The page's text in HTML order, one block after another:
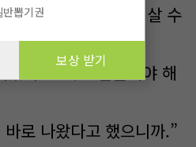
자도 발급 받고 표도 살 수
어요. 새로 만들어야 해
로 나왔다고 했으니까.”
반뽑기권
보상 받기